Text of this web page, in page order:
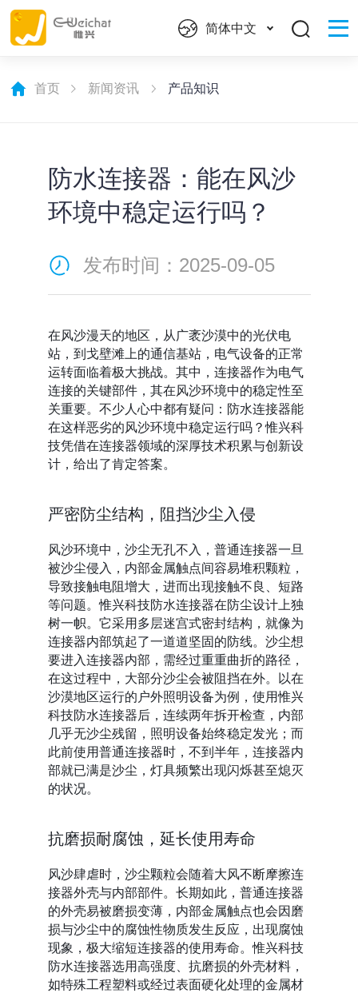
简体中文
首页 新闻资讯 产品知识
防水连接器：能在风沙
环境中稳定运行吗？
发布时间：2025-09-05
在风沙漫天的地区，从广袤沙漠中的光伏电
站，到戈壁滩上的通信基站，电气设备的正常
运转面临着极大挑战。其中，连接器作为电气
连接的关键部件，其在风沙环境中的稳定性至
关重要。不少人心中都有疑问：防水连接器能
在这样恶劣的风沙环境中稳定运行吗？惟兴科
技凭借在连接器领域的深厚技术积累与创新设
计，给出了肯定答案。
严密防尘结构，阻挡沙尘入侵
风沙环境中，沙尘无孔不入，普通连接器一旦
被沙尘侵入，内部金属触点间容易堆积颗粒，
导致接触电阻增大，进而出现接触不良、短路
等问题。惟兴科技防水连接器在防尘设计上独
树一帜。它采用多层迷宫式密封结构，就像为
连接器内部筑起了一道道坚固的防线。沙尘想
要进入连接器内部，需经过重重曲折的路径，
在这过程中，大部分沙尘会被阻挡在外。以在
沙漠地区运行的户外照明设备为例，使用惟兴
科技防水连接器后，连续两年拆开检查，内部
几乎无沙尘残留，照明设备始终稳定发光；而
此前使用普通连接器时，不到半年，连接器内
部就已满是沙尘，灯具频繁出现闪烁甚至熄灭
的状况。
抗磨损耐腐蚀，延长使用寿命
风沙肆虐时，沙尘颗粒会随着大风不断摩擦连
接器外壳与内部部件。长期如此，普通连接器
的外壳易被磨损变薄，内部金属触点也会因磨
损与沙尘中的腐蚀性物质发生反应，出现腐蚀
现象，极大缩短连接器的使用寿命。惟兴科技
防水连接器选用高强度、抗磨损的外壳材料，
如特殊工程塑料或经过表面硬化处理的金属材